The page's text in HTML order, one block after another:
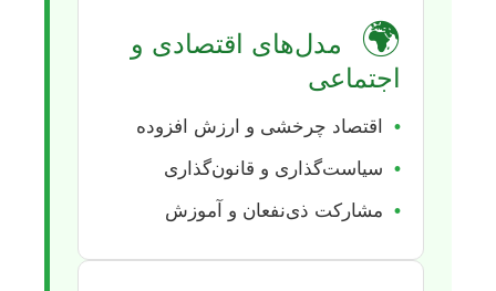
🌍
مدل‌های اقتصادی و
اجتماعی
•
اقتصاد چرخشی و ارزش افزوده
• سیاست‌گذاری و قانون‌گذاری
• مشارکت ذی‌نفعان و آموزش